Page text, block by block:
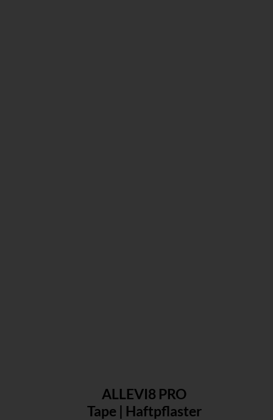
ALLEVI8 PRO
Tape | Haftpflaster